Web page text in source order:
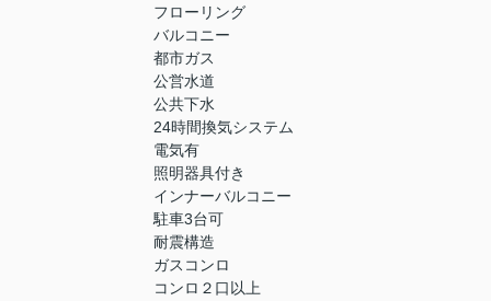
フローリング
バルコニー
都市ガス
公営水道
公共下水
24時間換気システム
電気有
照明器具付き
インナーバルコニー
駐車3台可
耐震構造
ガスコンロ
コンロ２口以上